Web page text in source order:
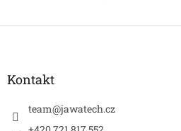
Kontakt
team@jawatech.cz